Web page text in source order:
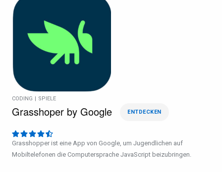
CODING | SPIELE
Grasshoper by Google ENTDECKEN
Grasshopper ist eine App von Google, um Jugendlichen auf
Mobiltelefonen die Computersprache JavaScript beizubringen.